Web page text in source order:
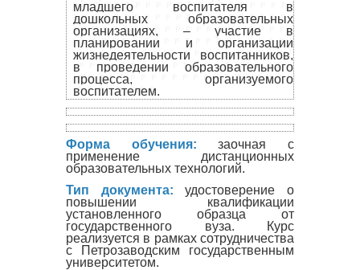
младшего воспитателя в
дошкольных образовательных
организациях, – участие в
планировании и организации
жизнедеятельности воспитанников,
в проведении образовательного
процесса, организуемого
воспитателем.
Форма обучения: заочная с
применение дистанционных
образовательных технологий.
Тип документа:удостоверение о
повышении квалификации
установленного образца от
государственного вуза. Курс
реализуется в рамках сотрудничества
с Петрозаводским государственным
университетом.